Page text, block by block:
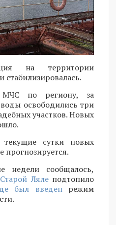
на территории
стабилизировалась.
по региону, за
освободились три
участков. Новых
сутки новых
прогнозируется.
недели сообщалось,
Лялеподтопило
был введенрежим